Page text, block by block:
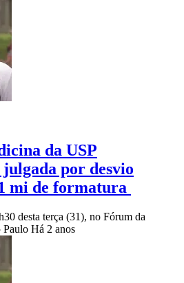
da USP
julgada por desvio
mi de formatura
desta terça (31), no Fórum da
Paulo Há 2 anos